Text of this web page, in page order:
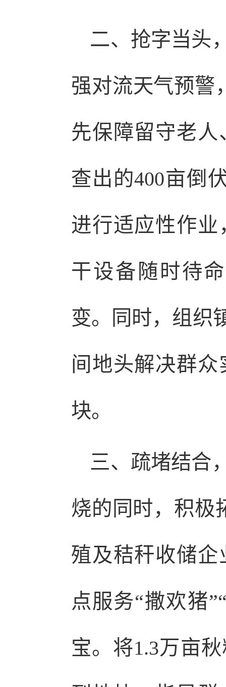
二、抢字当头
强对流天气预警
先保障留守老
查出的400亩倒
进行适应性作
干设备随时待
变。同时，组织
间地头解决群
块。
三、疏堵结合
烧的同时，积极
殖及秸秆收储
点服务“撒欢猪
宝。将1.3万亩